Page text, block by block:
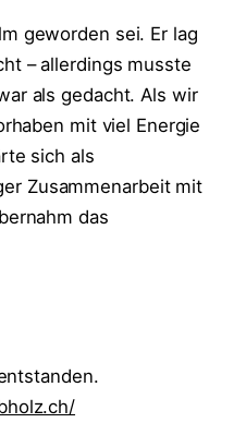
geworden sei. Er lag
– allerdings musste
als gedacht. Als wir
mit viel Energie
sich als
Zusammenarbeit mit
das